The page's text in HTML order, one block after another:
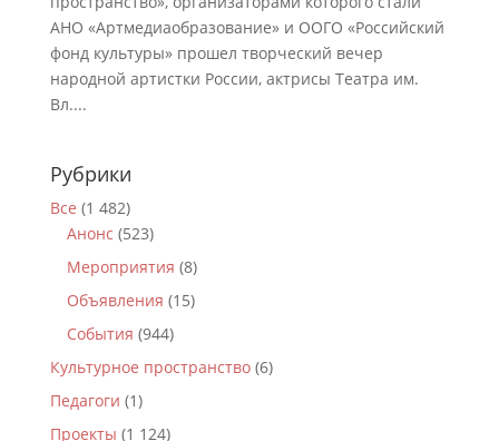
АНО «Артмедиаобразование» и ООГО «Российский
фонд культуры» прошел творческий вечер
народной артистки России, актрисы Театра им.
Вл....
Рубрики
Все (1 482)
Анонс (523)
Мероприятия (8)
Объявления (15)
События (944)
Культурное пространство(6)
Педагоги (1)
Проекты (1 124)